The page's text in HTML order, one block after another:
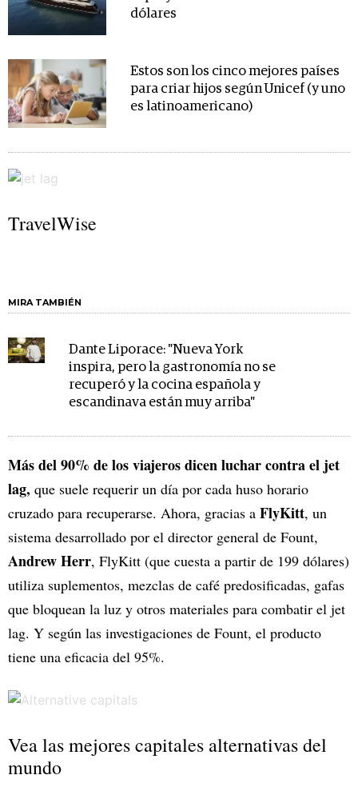
dólares
Estos son los cinco mejores países
para criar hijos según Unicef (y uno
es latinoamericano)
TravelWise
MIRA TAMBIÉN
Dante Liporace: "Nueva York
inspira, pero la gastronomía no se
recuperó y la cocina española y
escandinava están muy arriba"
Más del 90% de los viajeros dicen luchar contra el jet
lag, que suele requerir un día por cada huso horario
cruzado para recuperarse. Ahora, gracias a FlyKitt, un
sistema desarrollado por el director general de Fount,
Andrew Herr, FlyKitt (que cuesta a partir de 199 dólares)
utiliza suplementos, mezclas de café predosificadas, gafas
que bloquean la luz y otros materiales para combatir el jet
lag. Y según las investigaciones de Fount, el producto
tiene una eficacia del 95%.
Vea las mejores capitales alternativas del
mundo